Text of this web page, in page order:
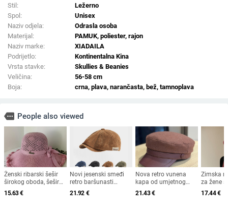
Stil:
Ležerno
Spol:
Unisex
Naziv odjela:
Odrasla osoba
Materijal:
PAMUK, poliester, rajon
Naziv marke:
XIADAILA
Podrijetlo:
Kontinentalna Kina
Vrsta stavke:
Skullies & Beanies
Veličina:
56-58 cm
Boja:
crna, plava, narančasta, bež, tamnoplava
more People also viewed
Ženski ribarski šešir
širokog oboda, šešir
za sunce, pleteni šešir
za sunce, šešir za
15.63€
Novi jesenski smeđi
retro baršunasti
osmerokutni šešir za
muškarce i žene,
21.92 €
Nova retro vunena
kapa od umjetnog
krzna za jesen i zimu
2025. za žene,
21.43€
Zimska
za žene
starijih
od
17.44€